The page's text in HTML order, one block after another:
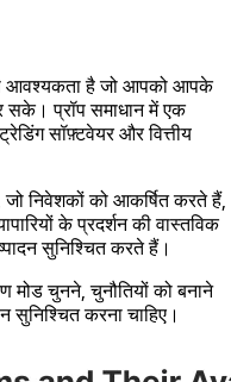
आवश्यकता है जो आपको आपके
सके। प्रॉप समाधान में एक
सॉफ़्टवेयर और वित्तीय
निवेशकों को आकर्षित करते हैं,
के प्रदर्शन की वास्तविक
सुनिश्चित करते हैं।
मोड चुनने, चुनौतियों को बनाने
करना चाहिए।